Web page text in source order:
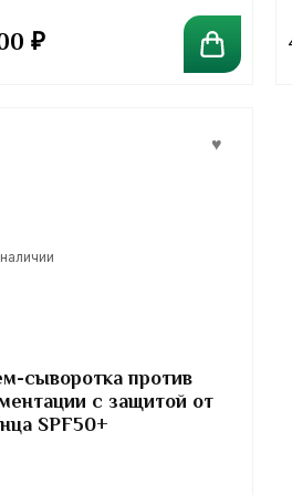
₽
сыворотка против
с защитой от
SPF50+